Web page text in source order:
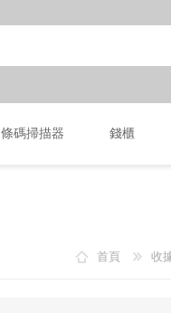
條碼掃描器 錢櫃
首頁 收